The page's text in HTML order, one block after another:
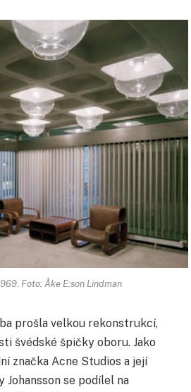
Foto: Åke E:son Lindman
prošla velkou rekonstrukcí,
švédské špičky oboru. Jako
značka Acne Studios a její
Johansson se podílel na